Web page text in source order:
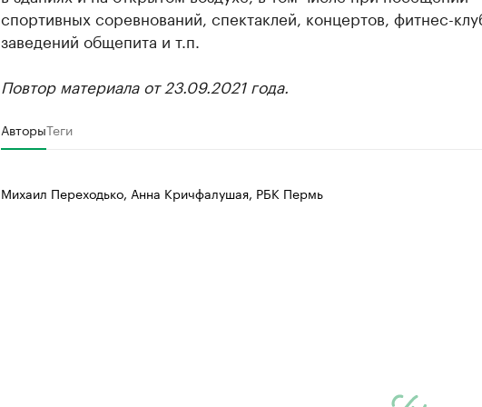
спортивных соревнований, спектаклей, концертов, фитнес-
заведений общепита и т.п.
Повтор материала от 23.09.2021 года.
АвторыТеги
Михаил Переходько, Анна Кричфалушая, РБК Пермь